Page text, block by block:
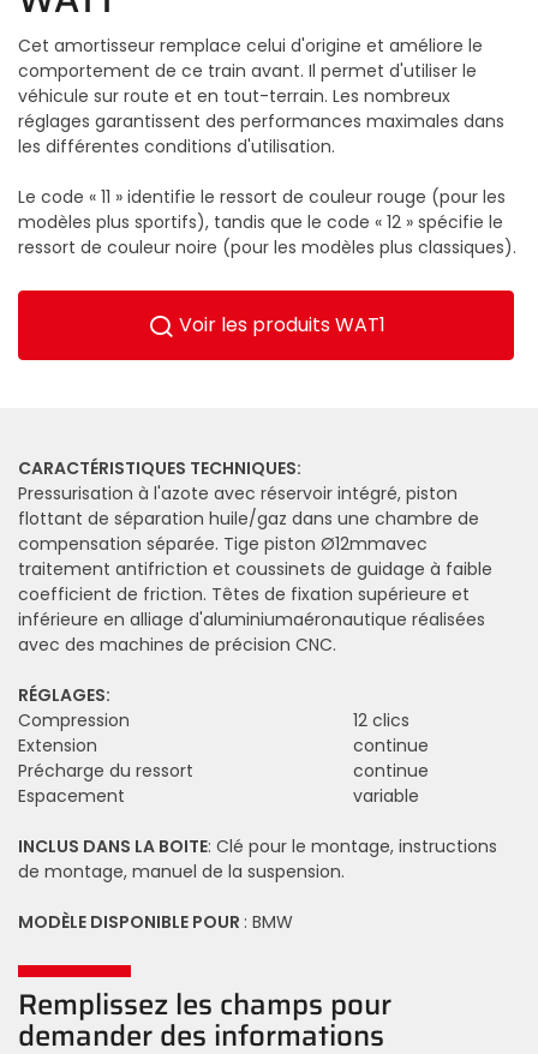
Cet amortisseur remplace celui d'origine et améliore le
comportement de ce train avant. Il permet d'utiliser le
véhicule sur route et en tout-terrain. Les nombreux
réglages garantissent des performances maximales dans
les différentes conditions d'utilisation.
Le code « 11 » identifie le ressort de couleur rouge (pour les
modèles plus sportifs), tandis que le code « 12 » spécifie le
ressort de couleur noire (pour les modèles plus classiques).
Voir les produits WAT1
CARACTÉRISTIQUES TECHNIQUES:
Pressurisation à l'azote avec réservoir intégré, piston
flottant de séparation huile/gaz dans une chambre de
compensation séparée. Tige piston Ø12mmavec
traitement antifriction et coussinets de guidage à faible
coefficient de friction. Têtes de fixation supérieure et
inférieure en alliage d'aluminiumaéronautique réalisées
avec des machines de précision CNC.
RÉGLAGES:
Compression
12 clics
Extension
continue
Précharge du ressort
continue
Espacement
variable
INCLUS DANS LA BOITE: Clé pour le montage, instructions
de montage, manuel de la suspension.
MODÈLE DISPONIBLE POUR : BMW
Remplissez les champs pour
demander des informations